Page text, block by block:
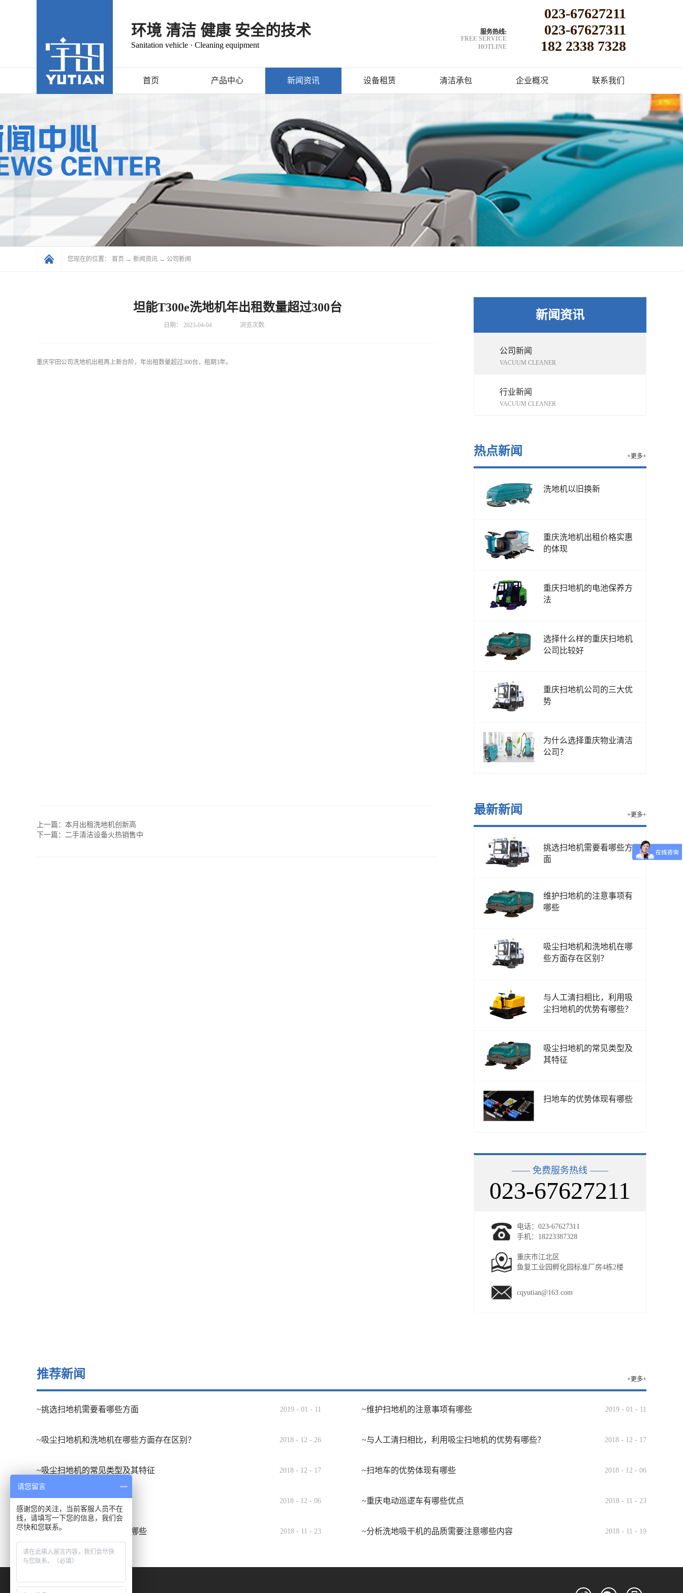
环境 清洁 健康 安全的技术
Sanitation vehicle · Cleaning equipment
服务热线:
FREE SERVICE
HOTLINE
023-67627211
023-67627311
182 2338 7328
首页 产品中心 新闻资讯 设备租赁 清洁承包 企业概况 联系我们
您现在的位置： 首页 → 新闻资讯 → 公司新闻
新闻资讯
公司新闻
VACUUM CLEANER
行业新闻
VACUUM CLEANER
热点新闻 +更多+
洗地机以旧换新
重庆洗地机出租价格实惠
的体现
重庆扫地机的电池保养方
法
选择什么样的重庆扫地机
公司比较好
重庆扫地机公司的三大优
势
为什么选择重庆物业清洁
公司？
最新新闻 +更多+
挑选扫地机需要看哪些方
面
维护扫地机的注意事项有
哪些
吸尘扫地机和洗地机在哪
些方面存在区别？
与人工清扫相比，利用吸
尘扫地机的优势有哪些？
吸尘扫地机的常见类型及
其特征
扫地车的优势体现有哪些
—— 免费服务热线 ——
023-67627211
电话：023-67627311
手机：18223387328
重庆市江北区
鱼复工业园孵化园标准厂房4栋2楼
cqyutian@163.com
坦能T300e洗地机年出租数量超过300台
日期： 2023-04-04 浏览次数:
重庆宇田公司洗地机出租再上新台阶，年出租数量超过300台，租期3年。
上一篇： 本月出租洗地机创新高
下一篇： 二手清洁设备火热销售中
推荐新闻 +更多+
~挑选扫地机需要看哪些方面 2019 - 01 - 11 ~维护扫地机的注意事项有哪些 2019 - 01 - 11
~吸尘扫地机和洗地机在哪些方面存在区别？ 2018 - 12 - 26 ~与人工清扫相比，利用吸尘扫地机的优势有哪些？ 2018 - 12 - 17
~吸尘扫地机的常见类型及其特征 2018 - 12 - 17 ~扫地车的优势体现有哪些 2018 - 12 - 06
~扫地车的应用场合有哪些 2018 - 12 - 06 ~重庆电动巡逻车有哪些优点 2018 - 11 - 23
~洗地吸干机的发展趋势有哪些 2018 - 11 - 23 ~分析洗地吸干机的品质需要注意哪些内容 2018 - 11 - 19
请您留言
感谢您的关注，当前客服人员不在
线，请填写一下您的信息，我们会
尽快和您联系。